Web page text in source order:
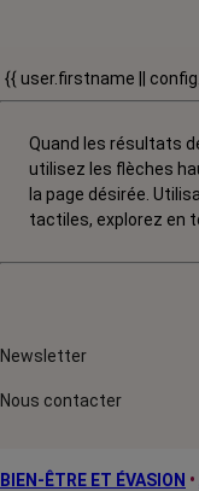
{{ user.firstname ||
Quand les résultats
utilisez les flèches
la page désirée.
tactiles, explorez en
Newsletter
Nous contacter
BIEN-ÊTRE ET ÉVASION •